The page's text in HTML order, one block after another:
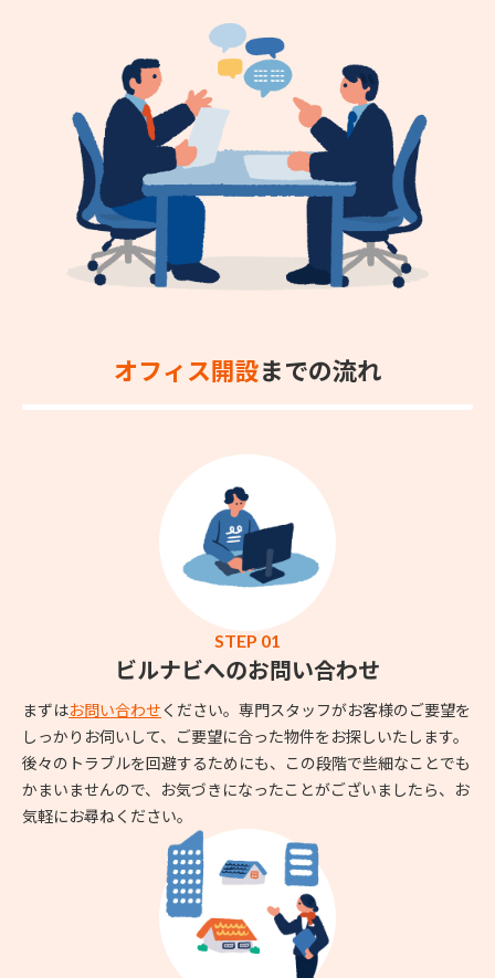
オフィス開設までの流れ
STEP 01
ビルナビへのお問い合わせ
まずはお問い合わせ ください。専門スタッフがお客様のご要望を
しっかりお伺いして、ご要望に合った物件をお探しいたします。
後々のトラブルを回避するためにも、この段階で些細なことでも
かまいませんので、お気づきになったことがございましたら、お
気軽にお尋ねください。